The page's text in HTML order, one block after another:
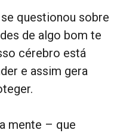
questionou sobre
de algo bom te
cérebro está
e assim gera
mente – que